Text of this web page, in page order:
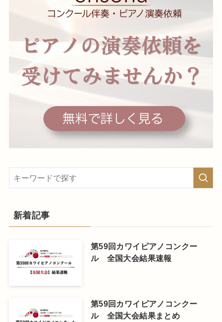
新着記事
第59回カワイピアノコンクー
ル 全国大会結果速報
第59回カワイピアノコンクー
ル 全国大会結果まとめ